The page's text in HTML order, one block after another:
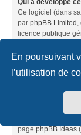
En poursuivant
l’utilisation de
Qui a développé
Ce logiciel (dans
par phpBB Limited,
licence publique
À propos de phpBB
Haut
Ce logiciel a été
vous pensez
page phpBB Ideas